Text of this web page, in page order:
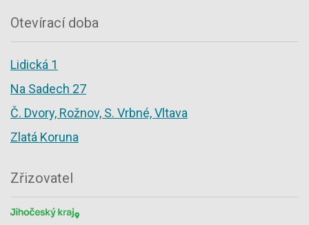
Otevírací doba
Lidická 1
Na Sadech 27
Č. Dvory, Rožnov, S. Vrbné, Vltava
Zlatá Koruna
Zřizovatel